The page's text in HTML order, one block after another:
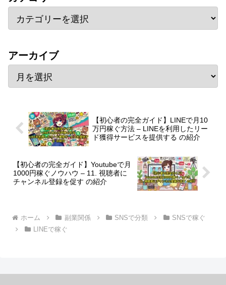
アーカイブ
【初心者の完全ガイド】LINEで月10
万円稼ぐ方法 – LINEを利用したリー
ド獲得サービスを提供する の紹介
【初心者の完全ガイド】Youtubeで月
1000円稼ぐノウハウ – 11. 視聴者に
チャンネル登録を促す の紹介
ホーム 副業関係 SNSで分類
SNSで稼ぐ
LINEで稼ぐ